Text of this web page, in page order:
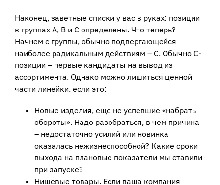
Наконец, заветные списки у вас в руках: позиции
в группах А, В и С определены. Что теперь?
Начнем с группы, обычно подвергающейся
наиболее радикальным действиям – С. Обычно С-
позиции – первые кандидаты на вывод из
ассортимента. Однако можно лишиться ценной
части линейки, если это:
Новые изделия, еще не успевшие «набрать
обороты». Надо разобраться, в чем причина
– недостаточно усилий или новинка
оказалась нежизнеспособной? Какие сроки
выхода на плановые показатели мы ставили
при запуске?
Нишевые товары. Если ваша компания